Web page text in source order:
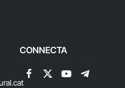
CONNECTA
Facebook
X
YouTubeTelegram